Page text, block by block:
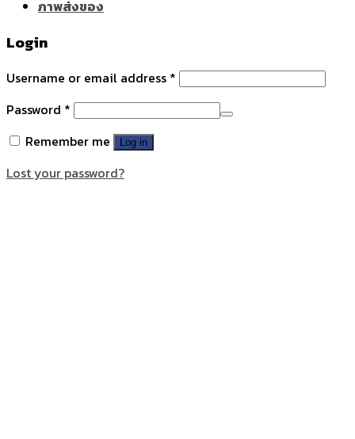
ภาพส่งของ
Login
Username or email address *
Password *
Remember me
Log in
Lost your password?